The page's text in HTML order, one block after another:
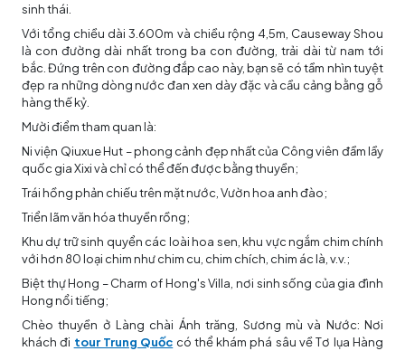
sinh thái.
Với tổng chiều dài 3.600m và chiều rộng 4,5m, Causeway Shou
là con đường dài nhất trong ba con đường, trải dài từ nam tới
bắc. Đứng trên con đường đắp cao này, bạn sẽ có tầm nhìn tuyệt
đẹp ra những dòng nước đan xen dày đặc và cầu cảng bằng gỗ
hàng thế kỷ.
Mười điểm tham quan là:
Ni viện Qiuxue Hut – phong cảnh đẹp nhất của Công viên đầm lầy
quốc gia Xixi và chỉ có thể đến được bằng thuyền;
Trái hồng phản chiếu trên mặt nước, Vườn hoa anh đào;
Triển lãm văn hóa thuyền rồng;
Khu dự trữ sinh quyển các loài hoa sen, khu vực ngắm chim chính
với hơn 80 loại chim như chim cu, chim chích, chim ác là, v.v.;
Biệt thự Hong – Charm of Hong's Villa, nơi sinh sống của gia đình
Hong nổi tiếng;
Chèo thuyền ở Làng chài Ánh trăng, Sương mù và Nước: Nơi
khách đi tour Trung Quốc có thể khám phá sâu về Tơ lụa Hàng